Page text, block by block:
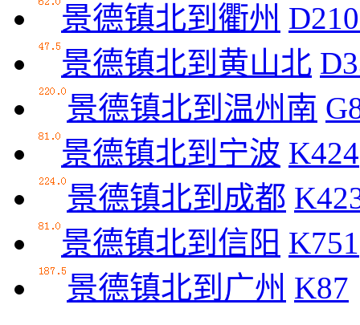
景德镇北到衢州
景德镇北到黄山北
景德镇北到温州南
景德镇北到宁波 K424
景德镇北到成都
景德镇北到信阳 K751
景德镇北到广州 K87